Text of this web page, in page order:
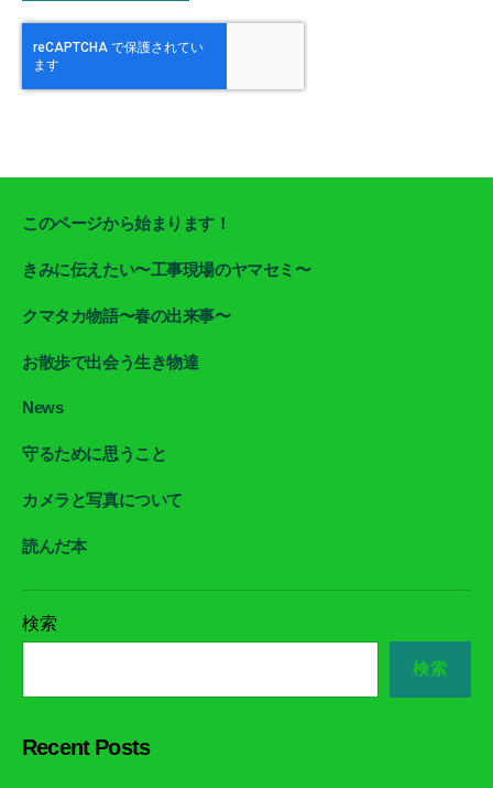
このページから始まります！
きみに伝えたい〜工事現場のヤマセミ〜
クマタカ物語〜春の出来事〜
お散歩で出会う生き物達
News
守るために思うこと
カメラと写真について
読んだ本
検索
検索
Recent Posts